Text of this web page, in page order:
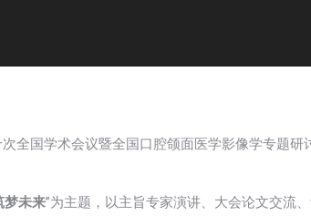
全国学术会议暨全国口腔颌面医学影像学专题研
梦未来”为主题，以主旨专家演讲、大会论文交流